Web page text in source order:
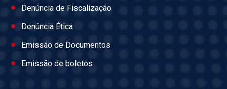
Denúncia de Fiscalização
Denúncia Ética
Emissão de Documentos
Emissão de boletos